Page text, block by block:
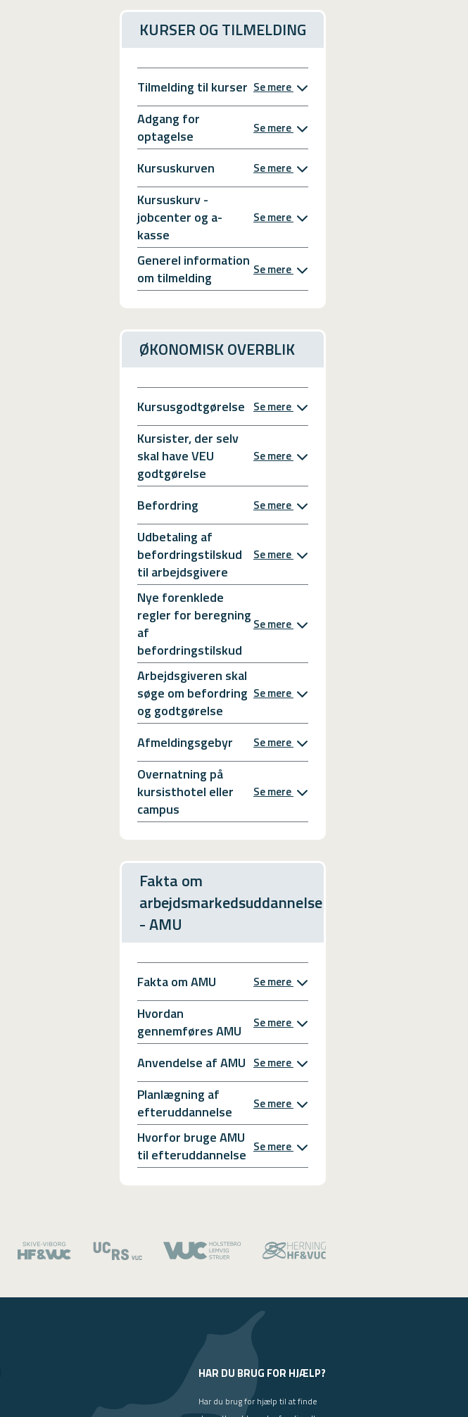
KURSER OG TILMELDING
Tilmelding til kurser Se mere
Adgang for
optagelse
Se mere
Kursuskurven Se mere
Kursuskurv -
jobcenter og a-
kasse
Se mere
Generel information
om tilmelding
Se mere
ØKONOMISK OVERBLIK
Kursusgodtgørelse Se mere
Kursister, der selv
skal have VEU
godtgørelse
Se mere
Befordring Se mere
Udbetaling af
befordringstilskud
til arbejdsgivere
Se mere
Nye forenklede
regler for beregning
af
befordringstilskud
Se mere
Arbejdsgiveren skal
søge om befordring
og godtgørelse
Se mere
Afmeldingsgebyr Se mere
Overnatning på
kursisthotel eller
campus
Se mere
Fakta om
arbejdsmarkedsuddannelse
- AMU
Fakta om AMU Se mere
Hvordan
gennemføres AMU
Se mere
Anvendelse af AMU Se mere
Planlægning af
efteruddannelse
Se mere
Hvorfor bruge AMU
til efteruddannelse Se mere
HAR DU BRUG FOR HJÆLP?
Har du brug for hjælp til at finde